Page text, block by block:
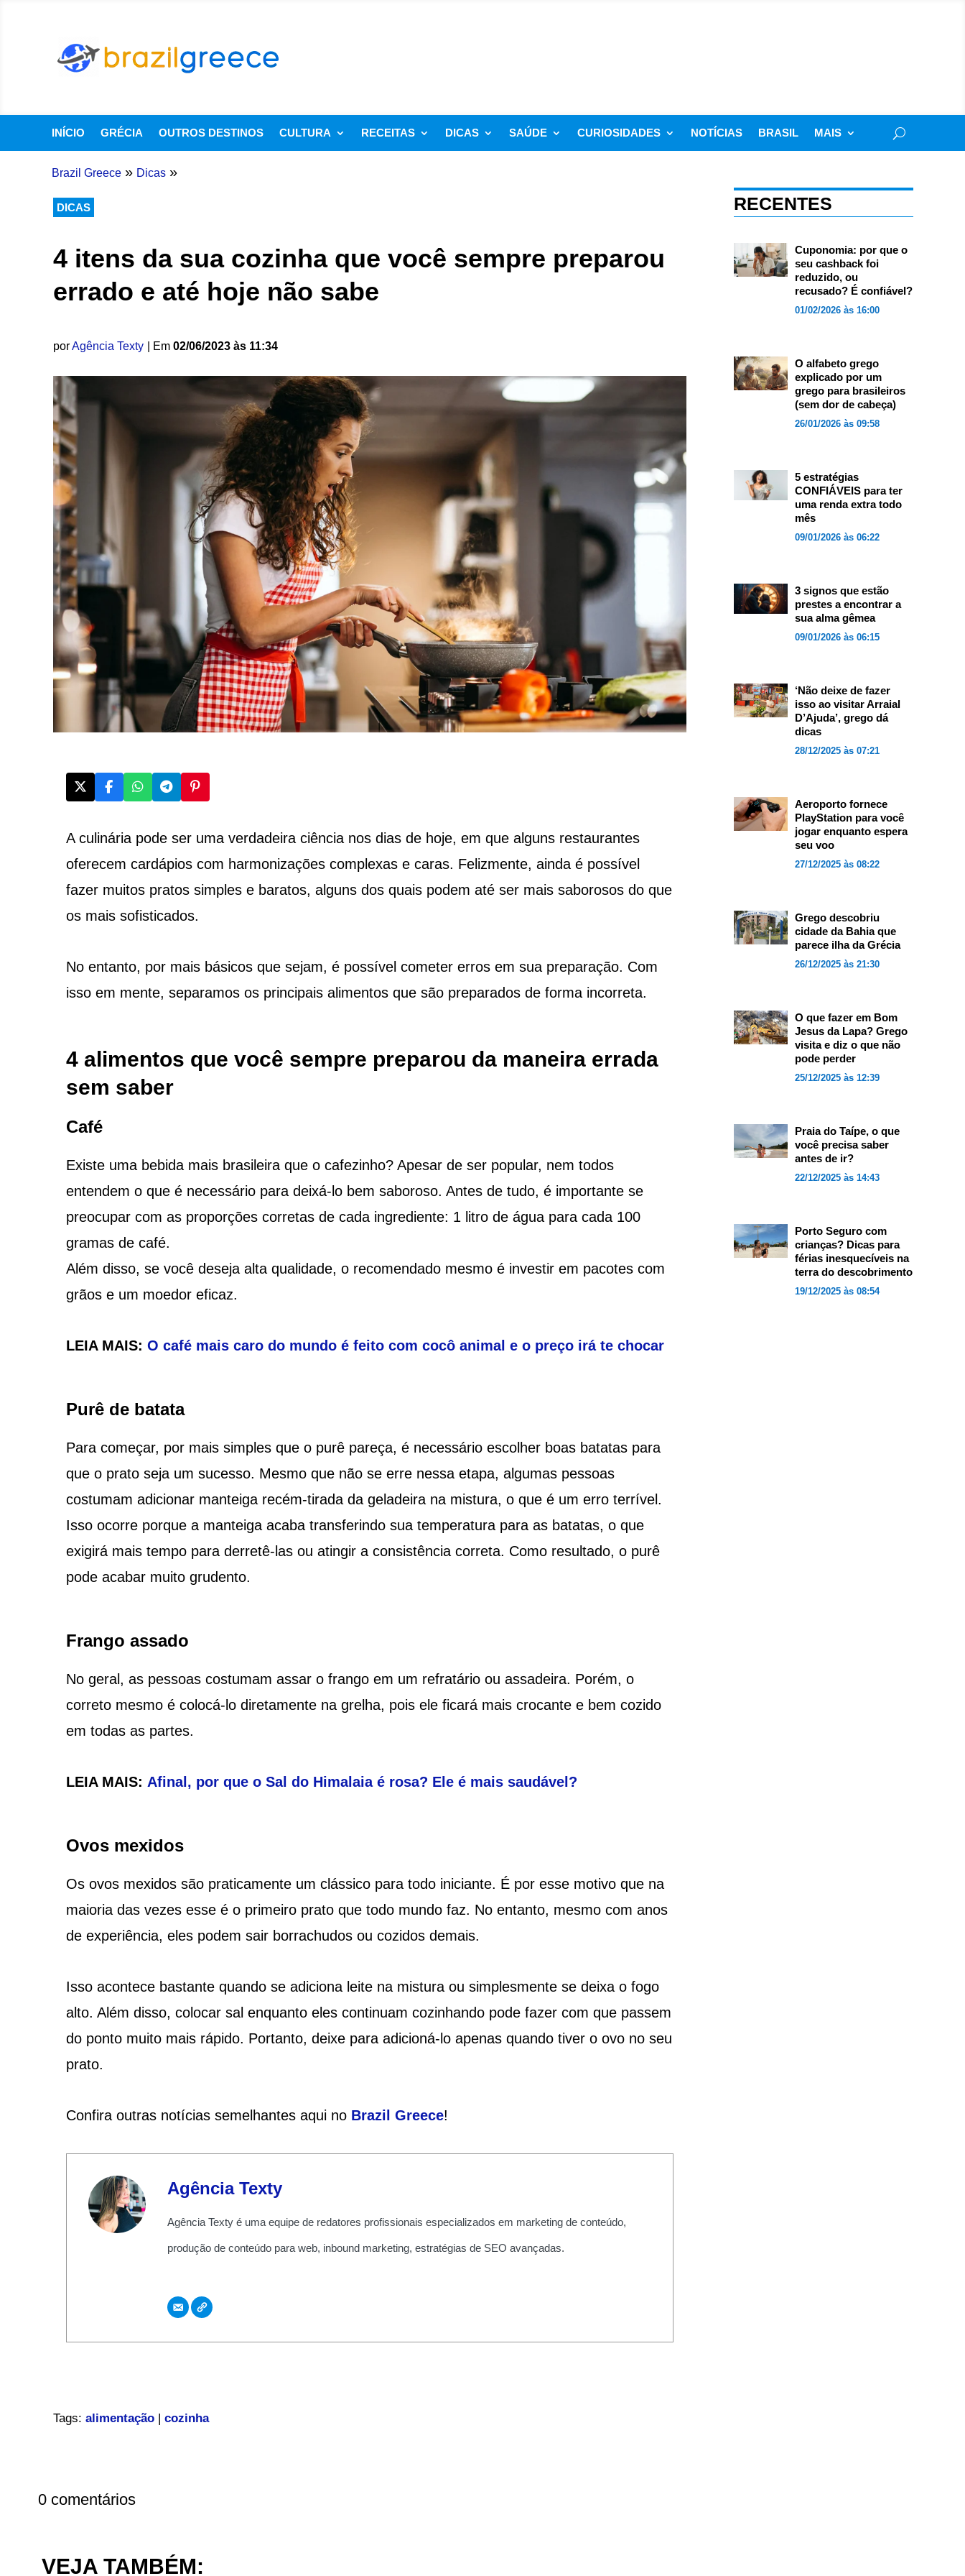
INÍCIO GRÉCIA OUTROS DESTINOS CULTURA RECEITAS DICAS SAÚDE CURIOSIDADES NOTÍCIAS BRASIL MAIS
Brazil Greece » Dicas »
DICAS
4 itens da sua cozinha que você sempre preparou
errado e até hoje não sabe
porAgência Texty | Em 02/06/2023 às 11:34
A culinária pode ser uma verdadeira ciência nos dias de hoje, em que alguns restaurantes
oferecem cardápios com harmonizações complexas e caras. Felizmente, ainda é possível
fazer muitos pratos simples e baratos, alguns dos quais podem até ser mais saborosos do que
os mais sofisticados.
No entanto, por mais básicos que sejam, é possível cometer erros em sua preparação. Com
isso em mente, separamos os principais alimentos que são preparados de forma incorreta.
4 alimentos que você sempre preparou da maneira errada
sem saber
Café
Existe uma bebida mais brasileira que o cafezinho? Apesar de ser popular, nem todos
entendem o que é necessário para deixá-lo bem saboroso. Antes de tudo, é importante se
preocupar com as proporções corretas de cada ingrediente: 1 litro de água para cada 100
gramas de café.
Além disso, se você deseja alta qualidade, o recomendado mesmo é investir em pacotes com
grãos e um moedor eficaz.
LEIA MAIS: O café mais caro do mundo é feito com cocô animal e o preço irá te chocar
Purê de batata
Para começar, por mais simples que o purê pareça, é necessário escolher boas batatas para
que o prato seja um sucesso. Mesmo que não se erre nessa etapa, algumas pessoas
costumam adicionar manteiga recém-tirada da geladeira na mistura, o que é um erro terrível.
Isso ocorre porque a manteiga acaba transferindo sua temperatura para as batatas, o que
exigirá mais tempo para derretê-las ou atingir a consistência correta. Como resultado, o purê
pode acabar muito grudento.
Frango assado
No geral, as pessoas costumam assar o frango em um refratário ou assadeira. Porém, o
correto mesmo é colocá-lo diretamente na grelha, pois ele ficará mais crocante e bem cozido
em todas as partes.
LEIA MAIS: Afinal, por que o Sal do Himalaia é rosa? Ele é mais saudável?
Ovos mexidos
Os ovos mexidos são praticamente um clássico para todo iniciante. É por esse motivo que na
maioria das vezes esse é o primeiro prato que todo mundo faz. No entanto, mesmo com anos
de experiência, eles podem sair borrachudos ou cozidos demais.
Isso acontece bastante quando se adiciona leite na mistura ou simplesmente se deixa o fogo
alto. Além disso, colocar sal enquanto eles continuam cozinhando pode fazer com que passem
do ponto muito mais rápido. Portanto, deixe para adicioná-lo apenas quando tiver o ovo no seu
prato.
Confira outras notícias semelhantes aqui no Brazil Greece!
Agência Texty
Agência Texty é uma equipe de redatores profissionais especializados em marketing de conteúdo,
produção de conteúdo para web, inbound marketing, estratégias de SEO avançadas.
Tags: alimentação| cozinha
RECENTES
Cuponomia: por que o
seu cashback foi
reduzido, ou
recusado? É confiável?
01/02/2026 às 16:00
O alfabeto grego
explicado por um
grego para brasileiros
(sem dor de cabeça)
26/01/2026 às 09:58
5 estratégias
CONFIÁVEIS para ter
uma renda extra todo
mês
09/01/2026 às 06:22
3 signos que estão
prestes a encontrar a
sua alma gêmea
09/01/2026 às 06:15
‘Não deixe de fazer
isso ao visitar Arraial
D’Ajuda’, grego dá
dicas
28/12/2025 às 07:21
Aeroporto fornece
PlayStation para você
jogar enquanto espera
seu voo
27/12/2025 às 08:22
Grego descobriu
cidade da Bahia que
parece ilha da Grécia
26/12/2025 às 21:30
O que fazer em Bom
Jesus da Lapa? Grego
visita e diz o que não
pode perder
25/12/2025 às 12:39
Praia do Taípe, o que
você precisa saber
antes de ir?
22/12/2025 às 14:43
Porto Seguro com
crianças? Dicas para
férias inesquecíveis na
terra do descobrimento
19/12/2025 às 08:54
0 comentários
VEJA TAMBÉM: